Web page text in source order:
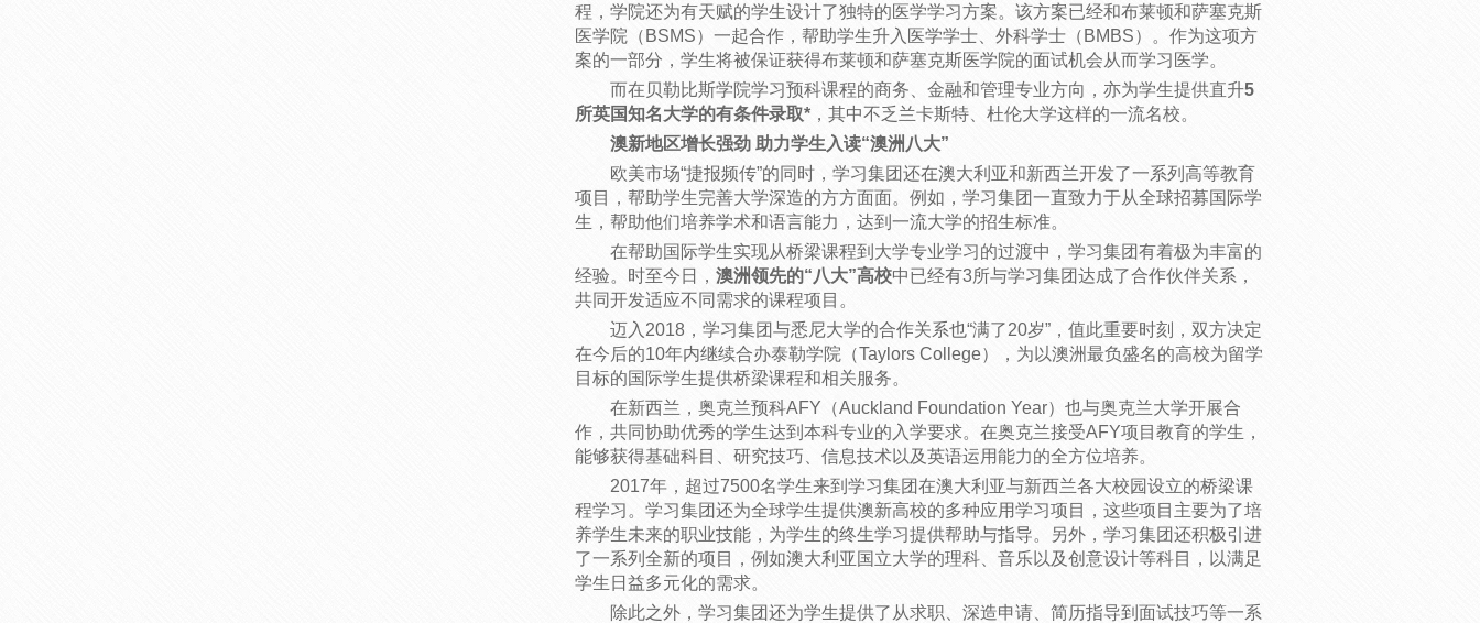
程，学院还为有天赋的学生设计了独特的医学学习方案。该方案已经和布莱顿和萨塞克斯
医学院（BSMS）一起合作，帮助学生升入医学学士、外科学士（BMBS）。作为这项方
案的一部分，学生将被保证获得布莱顿和萨塞克斯医学院的面试机会从而学习医学。
而在贝勒比斯学院学习预科课程的商务、金融和管理专业方向，亦为学生提供直升5
所英国知名大学的有条件录取* ，其中不乏兰卡斯特、杜伦大学这样的一流名校。
澳新地区增长强劲 助力学生入读“澳洲八大”
欧美市场“捷报频传”的同时，学习集团还在澳大利亚和新西兰开发了一系列高等教育
项目，帮助学生完善大学深造的方方面面。例如，学习集团一直致力于从全球招募国际学
生，帮助他们培养学术和语言能力，达到一流大学的招生标准。
在帮助国际学生实现从桥梁课程到大学专业学习的过渡中，学习集团有着极为丰富的
经验。时至今日， 澳洲领先的“八大”高校中已经有3所与学习集团达成了合作伙伴关系，
共同开发适应不同需求的课程项目。
迈入2018，学习集团与悉尼大学的合作关系也“满了20岁”，值此重要时刻，双方决定
在今后的10年内继续合办泰勒学院（Taylors College），为以澳洲最负盛名的高校为留学
目标的国际学生提供桥梁课程和相关服务。
在新西兰，奥克兰预科AFY（Auckland Foundation Year）也与奥克兰大学开展合
作，共同协助优秀的学生达到本科专业的入学要求。在奥克兰接受AFY项目教育的学生，
能够获得基础科目、研究技巧、信息技术以及英语运用能力的全方位培养。
2017年，超过7500名学生来到学习集团在澳大利亚与新西兰各大校园设立的桥梁课
程学习。学习集团还为全球学生提供澳新高校的多种应用学习项目，这些项目主要为了培
养学生未来的职业技能，为学生的终生学习提供帮助与指导。另外，学习集团还积极引进
了一系列全新的项目，例如澳大利亚国立大学的理科、音乐以及创意设计等科目，以满足
学生日益多元化的需求。
除此之外，学习集团还为学生提供了从求职、深造申请、简历指导到面试技巧等一系